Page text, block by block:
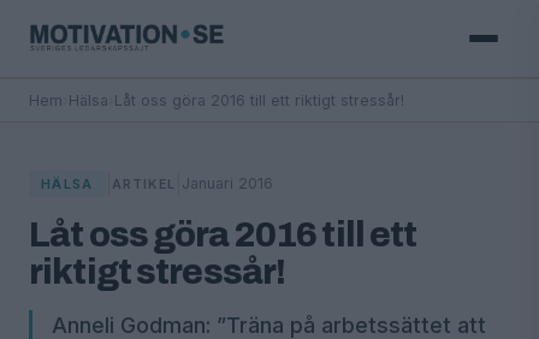
Hem Hälsa Låt oss göra 2016 till ett riktigt stressår!
HÄLSA ARTIKEL Januari 2016
Låt oss göra 2016 till ett
riktigt stressår!
Anneli Godman: ”Träna på arbetssättet att